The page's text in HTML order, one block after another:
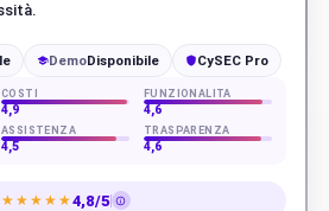
DemoDisponibile CySEC Pro
COSTI
4,9
FUNZIONALITÀ
4,6
ASSISTENZA
4,5
TRASPARENZA
4,6
★★★★★4,8/5